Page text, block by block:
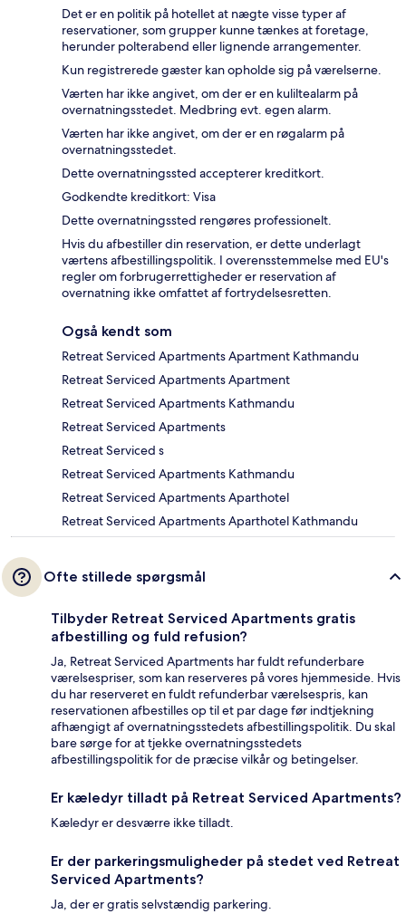
Det er en politik på hotellet at nægte visse typer af
reservationer, som grupper kunne tænkes at foretage,
herunder polterabend eller lignende arrangementer.
Kun registrerede gæster kan opholde sig på værelserne.
Værten har ikke angivet, om der er en kuliltealarm på
overnatningsstedet. Medbring evt. egen alarm.
Værten har ikke angivet, om der er en røgalarm på
overnatningsstedet.
Dette overnatningssted accepterer kreditkort.
Godkendte kreditkort: Visa
Dette overnatningssted rengøres professionelt.
Hvis du afbestiller din reservation, er dette underlagt
værtens afbestillingspolitik. I overensstemmelse med EU's
regler om forbrugerrettigheder er reservation af
overnatning ikke omfattet af fortrydelsesretten.
Også kendt som
Retreat Serviced Apartments Apartment Kathmandu
Retreat Serviced Apartments Apartment
Retreat Serviced Apartments Kathmandu
Retreat Serviced Apartments
Retreat Serviced s
Retreat Serviced Apartments Kathmandu
Retreat Serviced Apartments Aparthotel
Retreat Serviced Apartments Aparthotel Kathmandu
Ofte stillede spørgsmål
Tilbyder Retreat Serviced Apartments gratis
afbestilling og fuld refusion?
Ja, Retreat Serviced Apartments har fuldt refunderbare
værelsespriser, som kan reserveres på vores hjemmeside. Hvis
du har reserveret en fuldt refunderbar værelsespris, kan
reservationen afbestilles op til et par dage før indtjekning
afhængigt af overnatningsstedets afbestillingspolitik. Du skal
bare sørge for at tjekke overnatningsstedets
afbestillingspolitik for de præcise vilkår og betingelser.
Er kæledyr tilladt på Retreat Serviced Apartments?
Kæledyr er desværre ikke tilladt.
Er der parkeringsmuligheder på stedet ved Retreat
Serviced Apartments?
Ja, der er gratis selvstændig parkering.